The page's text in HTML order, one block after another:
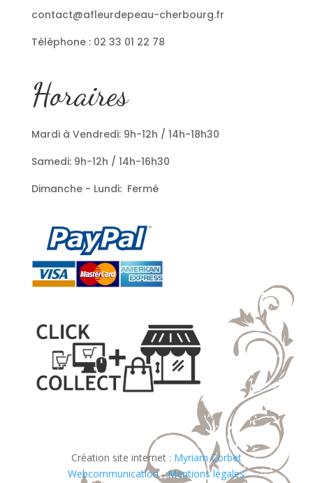
contact@afleurdepeau-cherbourg.fr
Téléphone : 02 33 01 22 78
Horaires
Mardi à Vendredi: 9h-12h / 14h-18h30
Samedi: 9h-12h / 14h-16h30
Dimanche - Lundi: Fermé
Création site internet : Myriam Corbet
Webcommunication-Mentions légales